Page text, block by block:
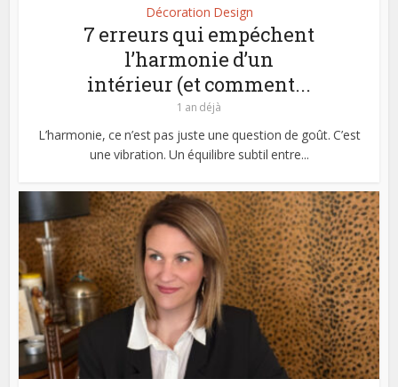
Décoration Design
7 erreurs qui empéchent
l’harmonie d’un
intérieur (et comment...
1 an déjà
L’harmonie, ce n’est pas juste une question de goût. C’est
une vibration. Un équilibre subtil entre...